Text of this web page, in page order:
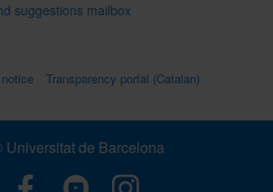
suggestions mailbox
Transparency portal (Catalan)
Universitat de Barcelona